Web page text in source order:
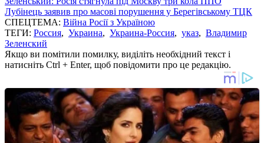
Лубінець заявив про масові порушення у Берегівському ТЦК
СПЕЦТЕМА: Війна Росії з Україною
ТЕГИ: Россия, Украина, Украина-Россия, указ, Владимир
Зеленский
Якщо ви помітили помилку, виділіть необхідний текст і
натисніть Ctrl + Enter, щоб повідомити про це редакцію.